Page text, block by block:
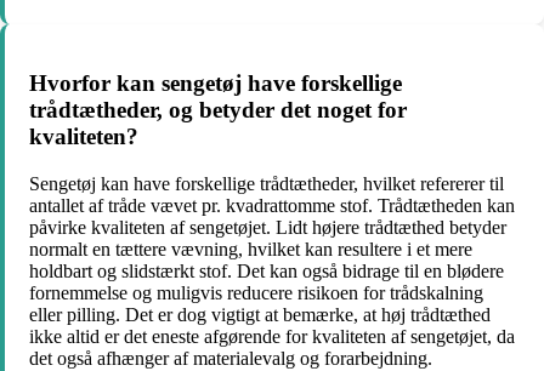
Hvorfor kan sengetøj have forskellige
trådtætheder, og betyder det noget for
kvaliteten?
Sengetøj kan have forskellige trådtætheder, hvilket refererer til
antallet af tråde vævet pr. kvadrattomme stof. Trådtætheden kan
påvirke kvaliteten af sengetøjet. Lidt højere trådtæthed betyder
normalt en tættere vævning, hvilket kan resultere i et mere
holdbart og slidstærkt stof. Det kan også bidrage til en blødere
fornemmelse og muligvis reducere risikoen for trådskalning
eller pilling. Det er dog vigtigt at bemærke, at høj trådtæthed
ikke altid er det eneste afgørende for kvaliteten af sengetøjet, da
det også afhænger af materialevalg og forarbejdning.